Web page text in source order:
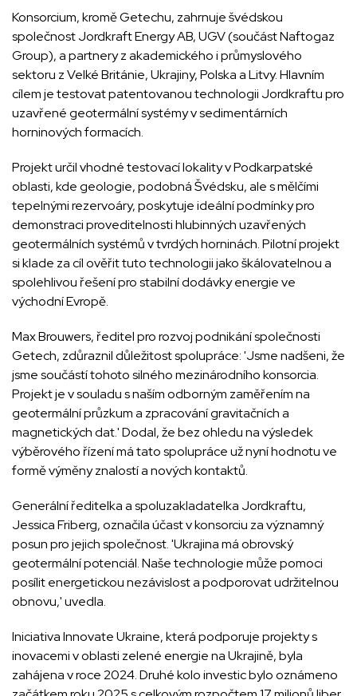
Konsorcium, kromě Getechu, zahrnuje švédskou
společnost Jordkraft Energy AB, UGV (součást Naftogaz
Group), a partnery z akademického i průmyslového
sektoru z Velké Británie, Ukrajiny, Polska a Litvy. Hlavním
cílem je testovat patentovanou technologii Jordkraftu pro
uzavřené geotermální systémy v sedimentárních
horninových formacích.
Projekt určil vhodné testovací lokality v Podkarpatské
oblasti, kde geologie, podobná Švédsku, ale s mělčími
tepelnými rezervoáry, poskytuje ideální podmínky pro
demonstraci proveditelnosti hlubinných uzavřených
geotermálních systémů v tvrdých horninách. Pilotní projekt
si klade za cíl ověřit tuto technologii jako škálovatelnou a
spolehlivou řešení pro stabilní dodávky energie ve
východní Evropě.
Max Brouwers, ředitel pro rozvoj podnikání společnosti
Getech, zdůraznil důležitost spolupráce: 'Jsme nadšeni, že
jsme součástí tohoto silného mezinárodního konsorcia.
Projekt je v souladu s naším odborným zaměřením na
geotermální průzkum a zpracování gravitačních a
magnetických dat.' Dodal, že bez ohledu na výsledek
výběrového řízení má tato spolupráce už nyní hodnotu ve
formě výměny znalostí a nových kontaktů.
Generální ředitelka a spoluzakladatelka Jordkraftu,
Jessica Friberg, označila účast v konsorciu za významný
posun pro jejich společnost. 'Ukrajina má obrovský
geotermální potenciál. Naše technologie může pomoci
posílit energetickou nezávislost a podporovat udržitelnou
obnovu,' uvedla.
Iniciativa Innovate Ukraine, která podporuje projekty s
inovacemi v oblasti zelené energie na Ukrajině, byla
zahájena v roce 2024. Druhé kolo investic bylo oznámeno